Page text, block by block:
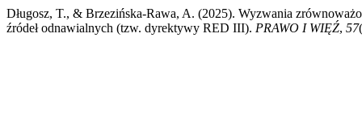
Długosz, T., & Brzezińska-Rawa, A. (2025). Wyzwania
źródeł odnawialnych (tzw. dyrektywy RED III). PRAWO I WIĘŹ, 57